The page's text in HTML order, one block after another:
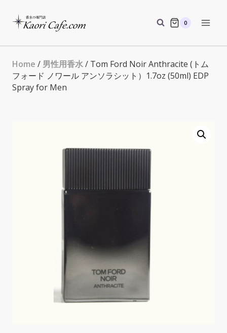
0
Home / 男性用香水/ Tom Ford Noir Anthracite (トム
フォード ノワール アンソラシット）1.7oz (50ml) EDP
Spray for Men